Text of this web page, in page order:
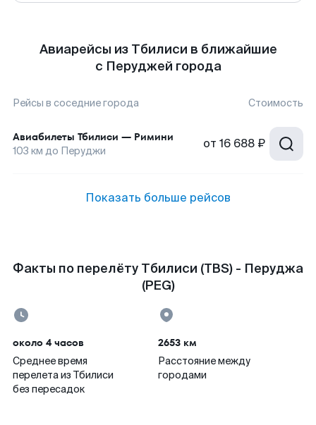
Авиарейсы из Тбилиси в ближайшие
с Перуджей города
Рейсы в соседние города Стоимость
Авиабилеты Тбилиси — Римини
103 км до Перуджи от 16 688 ₽
Показать больше рейсов
Факты по перелёту Тбилиси (TBS) - Перуджа
(PEG)
около 4 часов
Среднее время
перелета из Тбилиси
без пересадок
2653 км
Расстояние между
городами